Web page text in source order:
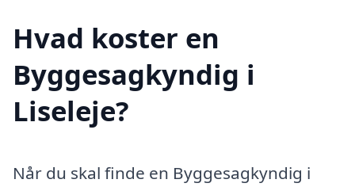
Hvad koster en
Byggesagkyndig i
Liseleje?
Når du skal finde en Byggesagkyndig i